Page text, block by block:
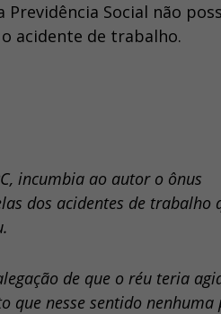
Social não
acidente de trabalho.
incumbia ao autor o ônus
dos acidentes de trabalho
de que o réu teria
que nesse sentido nenhuma